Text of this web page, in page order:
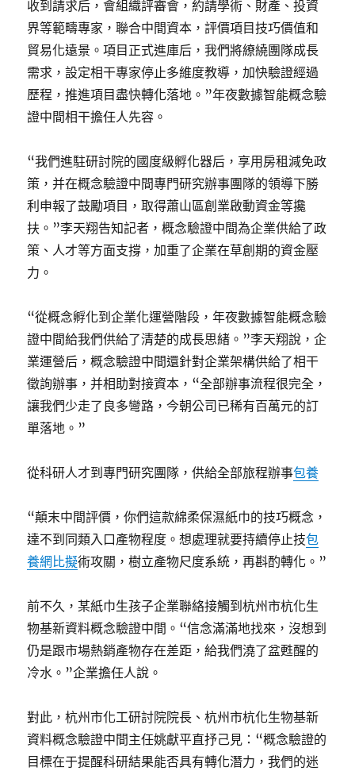
收到請求后，會組織評審會，約請學術、財產、投資
界等範疇專家，聯合中間資本，評價項目技巧價值和
貿易化遠景。項目正式進庫后，我們將繚繞團隊成長
需求，設定相干專家停止多維度教導，加快驗證經過
歷程，推進項目盡快轉化落地。”年夜數據智能概念驗
證中間相干擔任人先容。
“我們進駐研討院的國度級孵化器后，享用房租減免政
策，并在概念驗證中間專門研究辦事團隊的領導下勝
利申報了鼓勵項目，取得蕭山區創業啟動資金等攙
扶。”李天翔告知記者，概念驗證中間為企業供給了政
策、人才等方面支撐，加重了企業在草創期的資金壓
力。
“從概念孵化到企業化運營階段，年夜數據智能概念驗
證中間給我們供給了清楚的成長思緒。”李天翔說，企
業運營后，概念驗證中間還針對企業架構供給了相干
徵詢辦事，并相助對接資本，“全部辦事流程很完全，
讓我們少走了良多彎路，今朝公司已稀有百萬元的訂
單落地。”
從科研人才到專門研究團隊，供給全部旅程辦事包養
“顛末中間評價，你們這款綿柔保濕紙巾的技巧概念，
達不到同類入口產物程度。想處理就要持續停止技包
養網比擬術攻關，樹立產物尺度系統，再斟酌轉化。”
前不久，某紙巾生孩子企業聯絡接觸到杭州市杭化生
物基新資料概念驗證中間。“信念滿滿地找來，沒想到
仍是跟市場熱銷產物存在差距，給我們澆了盆甦醒的
冷水。”企業擔任人說。
對此，杭州市化工研討院院長、杭州市杭化生物基新
資料概念驗證中間主任姚獻平直抒己見：“概念驗證的
目標在于提醒科研結果能否具有轉化潛力，我們的迷